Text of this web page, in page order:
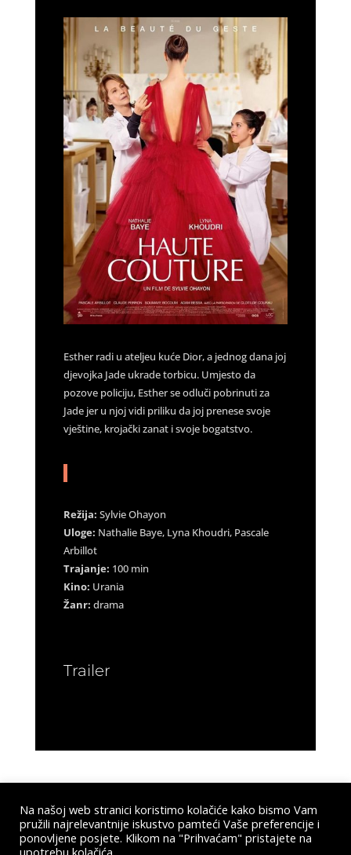
Esther radi u ateljeu kuće Dior, a jednog dana joj
djevojka Jade ukrade torbicu. Umjesto da
pozove policiju, Esther se odluči pobrinuti za
Jade jer u njoj vidi priliku da joj prenese svoje
vještine, krojački zanat i svoje bogatstvo.
Režija: Sylvie Ohayon
Uloge: Nathalie Baye, Lyna Khoudri, Pascale
Arbillot
Trajanje: 100 min
Kino: Urania
Žanr: drama
Trailer
Submit a Comment
Na našoj web stranici koristimo kolačiće kako bismo Vam
pružili najrelevantnije iskustvo pamteći Vaše preferencije i
ponovljene posjete. Klikom na "Prihvaćam" pristajete na
upotrebu kolačića.